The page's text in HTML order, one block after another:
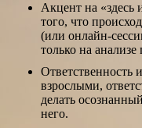
Акцент на «здесь
того, что
(или онлайн-
только на
Ответственность
взрослыми,
делать
него.